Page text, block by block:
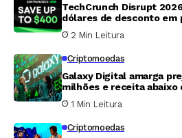
TechCrunch Disrupt
dólares de desconto em
que termina nesta sexta-
2 Min Leitura
Criptomoedas
Galaxy Digital amarga
milhões e receita abaixo
segundo trimestre
1 Min Leitura
Criptomoedas